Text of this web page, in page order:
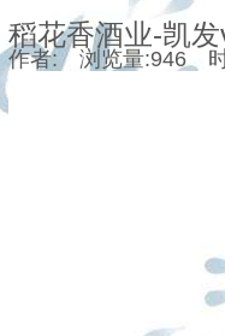
稻花香酒业-凯
作者: 浏览量:946